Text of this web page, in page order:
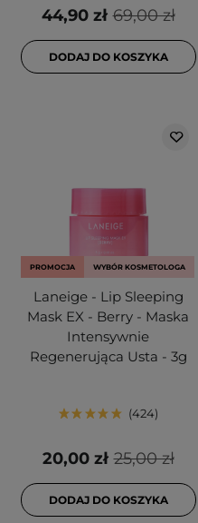
69,00 zł
44,90 zł
DODAJ DO KOSZYKA
PROMOCJA WYBÓR KOSMETOLOGA
Laneige - Lip Sleeping
Mask EX - Berry - Maska
Intensywnie
Regenerująca Usta - 3g
424
25,00 zł
20,00 zł
DODAJ DO KOSZYKA